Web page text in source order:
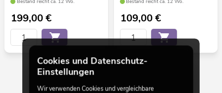
199,00€ 109,00€
30 von 69
Cookies und Datenschutz-
Einstellungen
Wir verwenden Cookies und vergleichbare